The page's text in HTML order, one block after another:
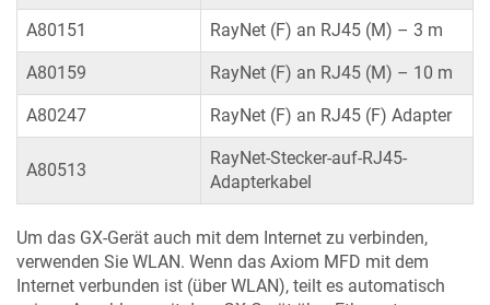
A80151 RayNet (F) an RJ45 (M) – 3 m
A80159 RayNet (F) an RJ45 (M) – 10 m
A80247 RayNet (F) an RJ45 (F) Adapter
A80513
RayNet-Stecker-auf-RJ45-
Adapterkabel
Um das GX-Gerät auch mit dem Internet zu verbinden,
verwenden Sie WLAN. Wenn das Axiom MFD mit dem
Internet verbunden ist (über WLAN), teilt es automatisch